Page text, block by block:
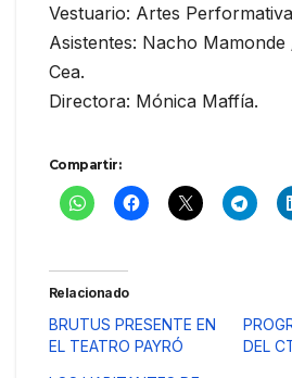
Vestuario: Artes
Asistentes: Nacho
Cea.
Directora: Mónica Maffía.
Compartir:
Relacionado
BRUTUS PRESENTE EN
EL TEATRO PAYRÓ
DEL